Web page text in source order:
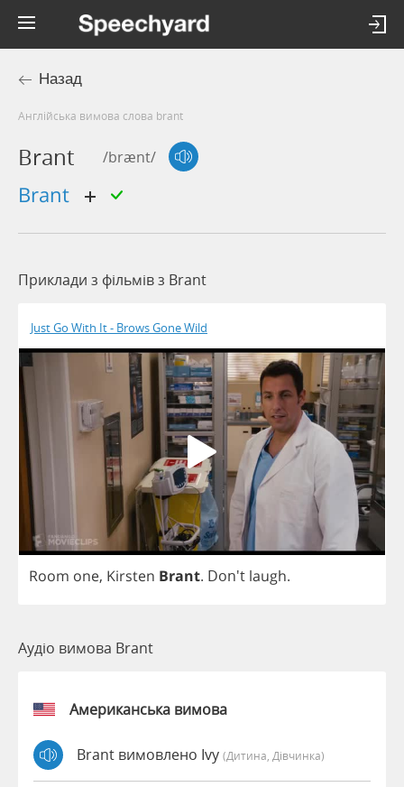
Назад
Англійська вимова слова brant
Brant /brænt/
brant
Приклади з фільмів з Brant
Just Go With It - Brows Gone Wild
Room one, Kirsten Brant. Don't laugh.
Аудіо вимова Brant
Американська вимова
Brant вимовлено Ivy (дитина, Дівчинка)